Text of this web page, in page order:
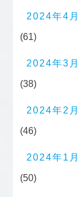
2024年4月
(61)
2024年3月
(38)
2024年2月
(46)
2024年1月
(50)